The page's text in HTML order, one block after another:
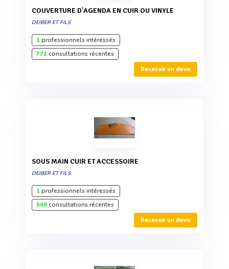
COUVERTURE D'AGENDA EN CUIR OU VINYLE
DEIBER ET FILS
1professionnels intéressés
771consultations récentes
Recevoir un devis
SOUS MAIN CUIR ET ACCESSOIRE
DEIBER ET FILS
1professionnels intéressés
569consultations récentes
Recevoir un devis